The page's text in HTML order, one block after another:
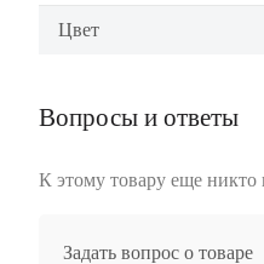
Цвет
Вопросы и ответы
К этому товару еще никто
Задать вопрос о товаре